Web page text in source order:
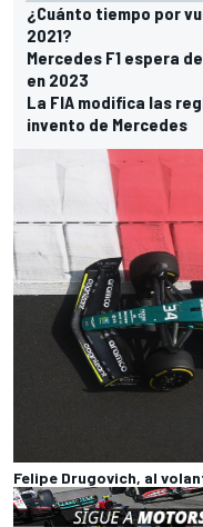
¿Cuánto tiempo por
2021?
Mercedes F1 espera
en 2023
La FIA modifica las
invento de Mercedes
Felipe Drugovich, al